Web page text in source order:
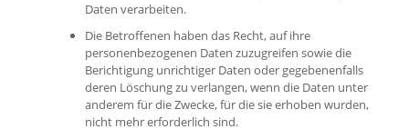
Daten verarbeiten.
Die Betroffenen haben das Recht, auf ihre
personenbezogenen Daten zuzugreifen sowie die
Berichtigung unrichtiger Daten oder gegebenenfalls
deren Löschung zu verlangen, wenn die Daten unter
anderem für die Zwecke, für die sie erhoben wurden,
nicht mehr erforderlich sind.